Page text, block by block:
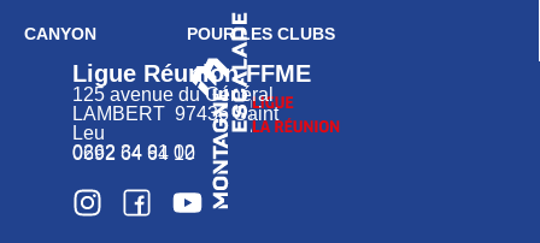
CANYON POUR LES CLUBS
Ligue Réunion FFME
125 avenue du Général
LAMBERT 97436 Saint
Leu
0262 34 91 02
0692 64 64 10